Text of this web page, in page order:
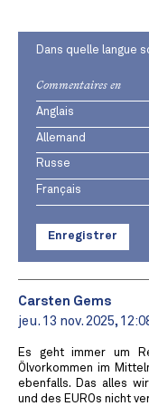
Dans quelle langue
Commentaires en
Anglais
Allemand
Russe
Français
Enregistrer
Carsten Gems
jeu. 13 nov. 2025,
Es geht immer um
Ölvorkommen im
ebenfalls. Das alles
und des EUROs nicht